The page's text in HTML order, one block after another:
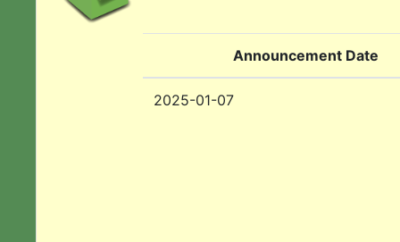
Announcement Date
2025-01-07